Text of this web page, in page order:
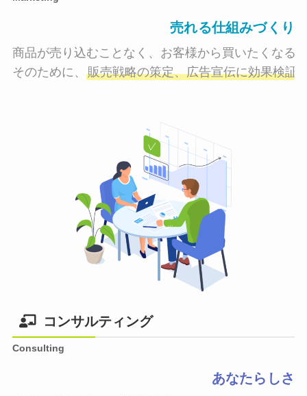
売れる仕組みづくり
商品が売り込むことなく、お客様から買いたくなる
そのために、 販売戦略の策定、広告宣伝に効果検証
コンサルティング
Consulting
あなたらしさ